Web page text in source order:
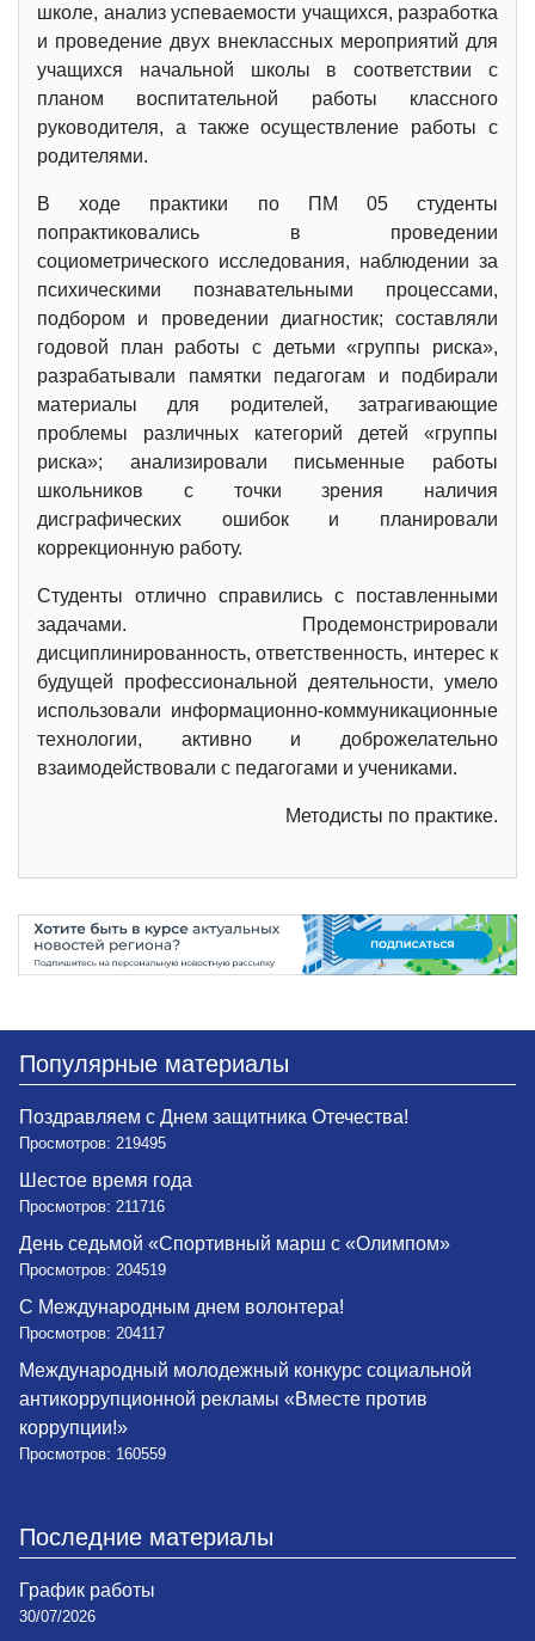
школе, анализ успеваемости учащихся, разработка
и проведение двух внеклассных мероприятий для
учащихся начальной школы в соответствии с
планом воспитательной работы классного
руководителя, а также осуществление работы с
родителями.
В ходе практики по ПМ 05 студенты
попрактиковались в проведении
социометрического исследования, наблюдении за
психическими познавательными процессами,
подбором и проведении диагностик; составляли
годовой план работы с детьми «группы риска»,
разрабатывали памятки педагогам и подбирали
материалы для родителей, затрагивающие
проблемы различных категорий детей «группы
риска»; анализировали письменные работы
школьников с точки зрения наличия
дисграфических ошибок и планировали
коррекционную работу.
Студенты отлично справились с поставленными
задачами. Продемонстрировали
дисциплинированность, ответственность, интерес к
будущей профессиональной деятельности, умело
использовали информационно-коммуникационные
технологии, активно и доброжелательно
взаимодействовали с педагогами и учениками.
Методисты по практике.
Популярные материалы
Поздравляем с Днем защитника Отечества!
Просмотров: 219495
Шестое время года
Просмотров: 211716
День седьмой «Спортивный марш с «Олимпом»
Просмотров: 204519
С Международным днем волонтера!
Просмотров: 204117
Международный молодежный конкурс социальной
антикоррупционной рекламы «Вместе против
коррупции!»
Просмотров: 160559
Последние материалы
График работы
30/07/2026